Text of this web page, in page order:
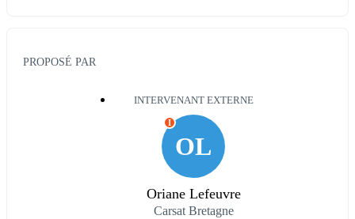
PROPOSÉ PAR
INTERVENANT EXTERNE
OL
I
Oriane Lefeuvre
Carsat Bretagne